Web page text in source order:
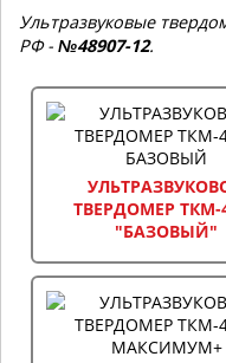
Ультразвуковые
РФ - №48907-12.
ТВЕРДОМЕР ТКМ-
"БАЗОВЫЙ"